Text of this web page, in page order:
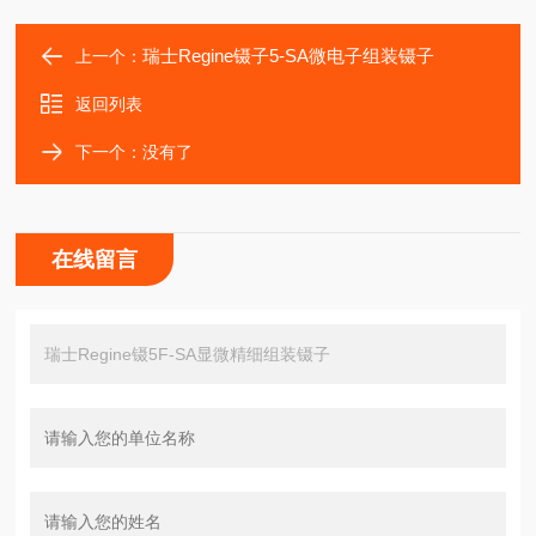
上一个：瑞士Regine镊子5-SA微电子组装镊子
返回列表
下一个：没有了
在线留言